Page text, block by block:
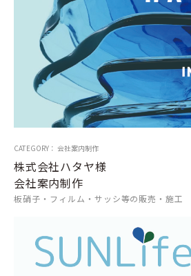
CATEGORY： 会社案内制作
株式会社ハタヤ様
会社案内制作
板硝子・フィルム・サッシ等の販売・施工